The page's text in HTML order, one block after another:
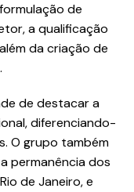
de
a qualificação
da criação de
de destacar a
diferenciando-
O grupo também
permanência dos
de Janeiro, e